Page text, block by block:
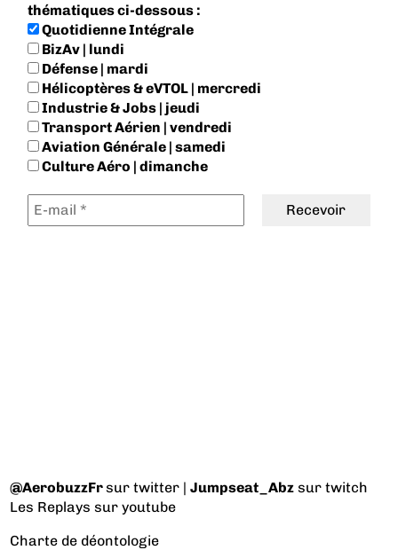
thématiques ci-dessous :
Quotidienne Intégrale
BizAv | lundi
Défense | mardi
Hélicoptères & eVTOL | mercredi
Industrie & Jobs | jeudi
Transport Aérien | vendredi
Aviation Générale | samedi
Culture Aéro | dimanche
@AerobuzzFrsur twitter |Jumpseat_Abz sur twitch
Les Replays sur youtube
Charte de déontologie